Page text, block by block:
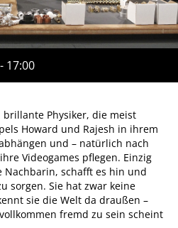
17:00
Physiker, die meist
Howard und Rajesh in ihrem
und – natürlich nach
Videogames pflegen. Einzig
Nachbarin, schafft es hin und
sorgen. Sie hat zwar keine
sie die Welt da draußen –
fremd zu sein scheint